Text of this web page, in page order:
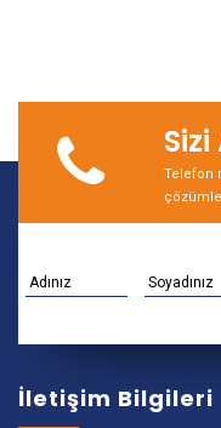
Telefon
İletişim Bilgileri